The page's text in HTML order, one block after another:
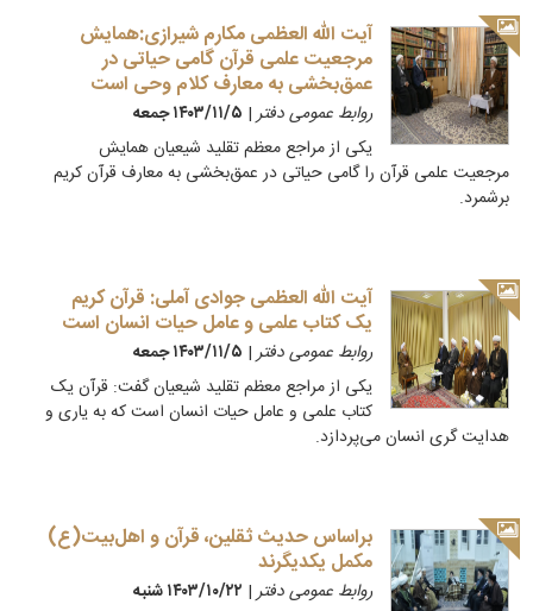
آیت الله العظمی مکارم شیرازی:همایش
مرجعیت علمی قرآن گامی حیاتی در
عمق‌بخشی به معارف کلام وحی است
روابط عمومی دفتر| ۱۴۰۳/۱۱/۵ جمعه
یکی از مراجع معظم تقلید شیعیان همایش
مرجعیت علمی قرآن را گامی حیاتی در عمق‌بخشی به معارف قرآن کریم
برشمرد.
آیت الله العظمی جوادی آملی: قرآن کریم
یک کتاب علمی و عامل حیات انسان است
روابط عمومی دفتر| ۱۴۰۳/۱۱/۵ جمعه
یکی از مراجع معظم تقلید شیعیان گفت: قرآن یک
کتاب علمی و عامل حیات انسان است که به یاری و
هدایت گری انسان می‌پردازد.
براساس حدیث ثقلین، قرآن و اهل‌بیت(ع)
مکمل یکدیگرند
روابط عمومی دفتر| ۱۴۰۳/۱۰/۲۲ شنبه